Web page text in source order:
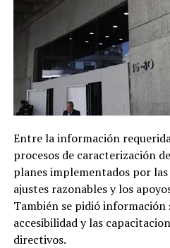
Entre la información
procesos de caracterización
planes implementados por
ajustes razonables y los
También se pidió información
accesibilidad y las
directivos.